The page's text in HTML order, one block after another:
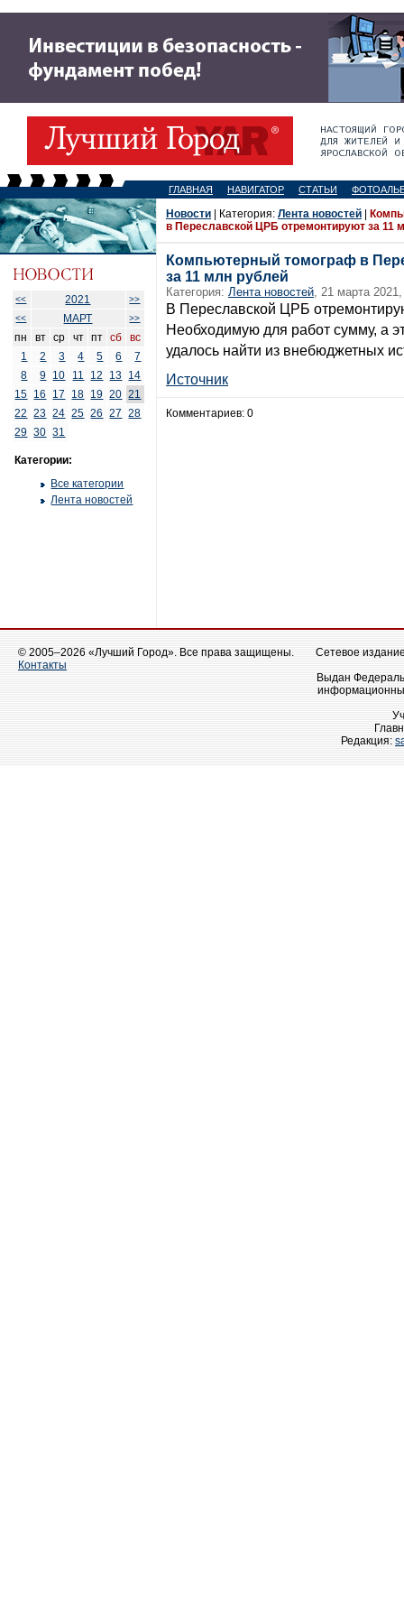
ГЛАВНАЯ НАВИГАТОР СТАТЬИ
<< 2021
>>
<<
МАРТ >>
пн вт ср чт пт сб
вс
1
2 3 4 5 6
7
8
9 10 11 12 13 14
15 16 17 18 19 20 21
22
23 24 25 26 27
28
29 30 31
Категории:
Все категории
Лента новостей
Новости | Категория: Лента новостей
в Переславской ЦРБ отремонтируют за 11
Компьютерный томограф в
за 11 млн рублей
Категория: Лента новостей, 21 марта
В Переславской ЦРБ
Необходимую для работ сумму, а
удалось найти из внебюджетных
Источник
Комментариев: 0
© 2005–2026 «Лучший Город». Все права защищены.
Контакты
Сетевое
Выдан
Редакция: